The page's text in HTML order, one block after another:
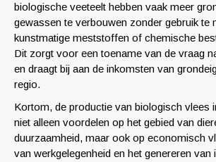
biologische veeteelt hebben vaak meer
gewassen te verbouwen zonder gebruik te
kunstmatige meststoffen of chemische
Dit zorgt voor een toename van de vraag
en draagt bij aan de inkomsten van
regio.
Kortom, de productie van biologisch vlees
niet alleen voordelen op het gebied van
duurzaamheid, maar ook op economisch
van werkgelegenheid en het genereren